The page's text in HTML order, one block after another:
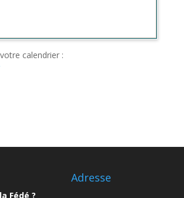
calendrier :
Fédé ?
Adresse